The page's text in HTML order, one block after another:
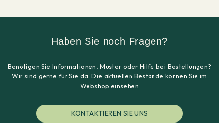
Haben Sie noch Fragen?
Benötigen Sie Informationen, Muster oder Hilfe bei Bestellungen?
Wir sind gerne für Sie da. Die aktuellen Bestände können Sie im
Webshop einsehen
KONTAKTIEREN SIE UNS